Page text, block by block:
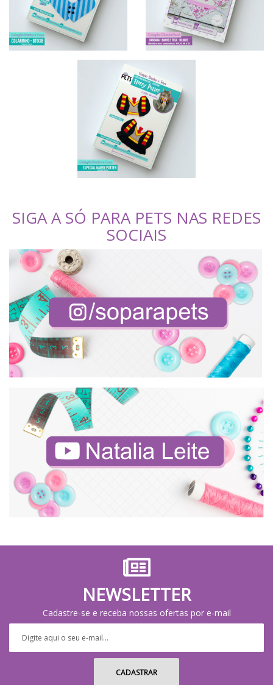
SIGA A SÓ PARA PETS NAS REDES
SOCIAIS
NEWSLETTER
Cadastre-se e receba nossas ofertas por e-mail